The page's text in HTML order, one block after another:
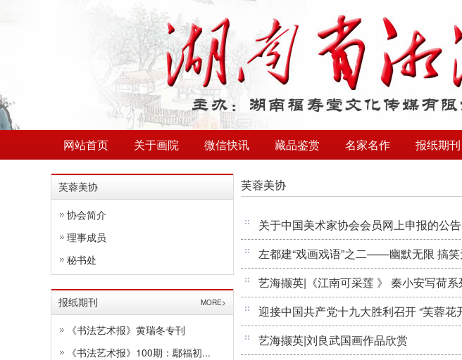
网站首页 关于画院 微信快讯 藏品鉴赏 名家名作 报纸期刊
芙蓉美协
协会简介
理事成员
秘书处
报纸期刊 MORE>
《书法艺术报》黄瑞冬专刊
《书法艺术报》100期：鄢福初...
芙蓉美协
关于中国美术家协会会员网上申报的公告
左都建“戏画戏语”之二——幽默无限 搞
艺海撷英|《江南可采莲 》 秦小安写荷系
迎接中国共产党十九大胜利召开 “芙蓉花
艺海撷英|刘良武国画作品欣赏